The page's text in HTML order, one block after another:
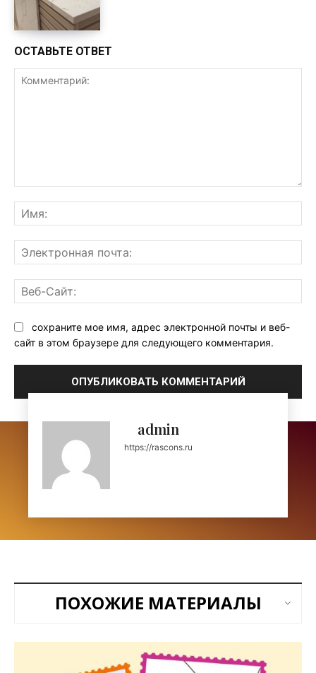
ОСТАВЬТЕ ОТВЕТ
сохраните мое имя, адрес электронной почты и веб-
сайт в этом браузере для следующего комментария.
admin
https://rascons.ru
ПОХОЖИЕ МАТЕРИАЛЫ